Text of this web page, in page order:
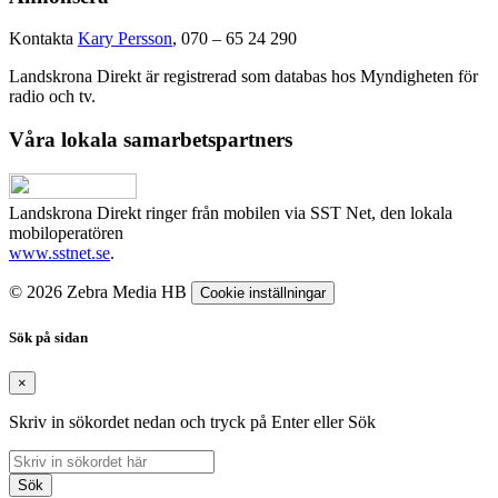
Kontakta Kary Persson, 070 – 65 24 290
Landskrona Direkt är registrerad som databas hos Myndigheten för
radio och tv.
Våra lokala samarbetspartners
Landskrona Direkt ringer från mobilen via SST Net, den lokala
mobiloperatören
www.sstnet.se.
© 2026 Zebra Media HB Cookie inställningar
Sök på sidan
×
Skriv in sökordet nedan och tryck på Enter eller Sök
Sök